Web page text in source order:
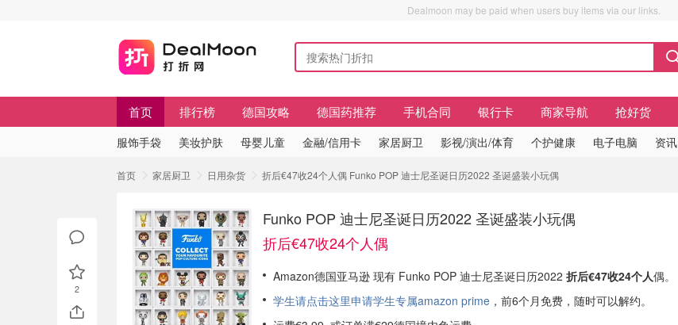
Dealmoon may be paid when users buy items via our links.
首页 排行榜 德国攻略 德国药推荐 手机合同 银行卡 商家导航 抢好货
服饰手袋 美妆护肤 母婴儿童 金融/信用卡 家居厨卫 影视/演出/体育 个护健康 电子电脑 资讯
首页 家居厨卫 日用杂货 折后€47收24个人偶 Funko POP 迪士尼圣诞日历2022 圣诞盛装小玩偶
Funko POP 迪士尼圣诞日历2022 圣诞盛装小玩偶
折后€47收24个人偶
Amazon德国亚马逊 现有 Funko POP 迪士尼圣诞日历2022 折后€47收24个人偶。
学生请点击这里申请学生专属amazon prime ，前6个月免费，随时可以解约。
2